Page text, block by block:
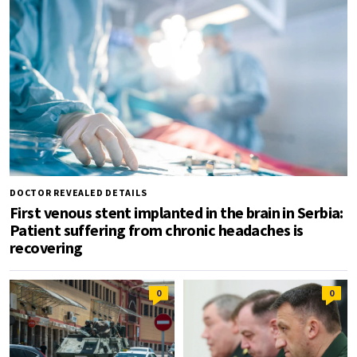
DOCTOR REVEALED DETAILS
First venous stent implanted in the brain in Serbia:
Patient suffering from chronic headaches is
recovering
0 0